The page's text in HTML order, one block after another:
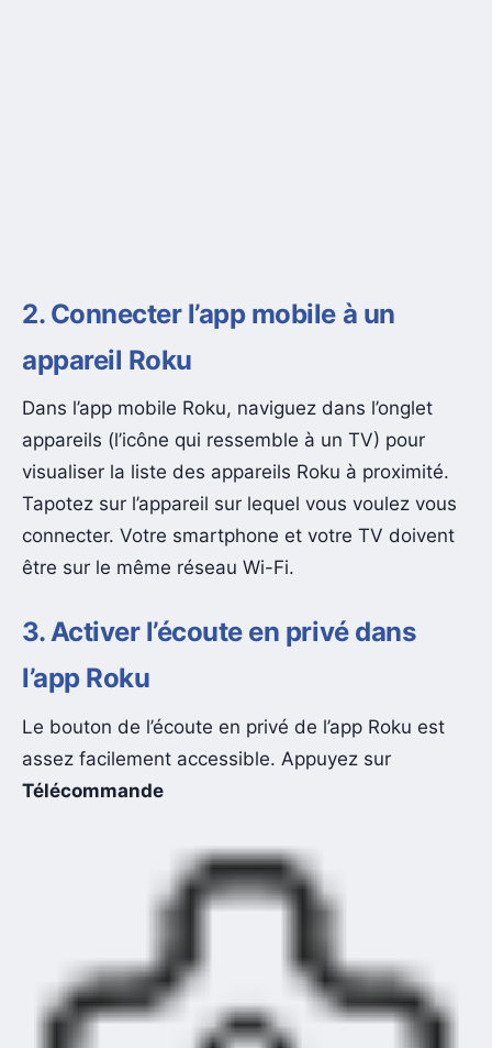
2. Connecter l’app mobile à un
appareil Roku
Dans l’app mobile Roku, naviguez dans l’onglet
appareils (l’icône qui ressemble à un TV) pour
visualiser la liste des appareils Roku à proximité.
Tapotez sur l’appareil sur lequel vous voulez vous
connecter. Votre smartphone et votre TV doivent
être sur le même réseau Wi-Fi.
3. Activer l’écoute en privé dans
l’app Roku
Le bouton de l’écoute en privé de l’app Roku est
assez facilement accessible. Appuyez sur
Télécommande